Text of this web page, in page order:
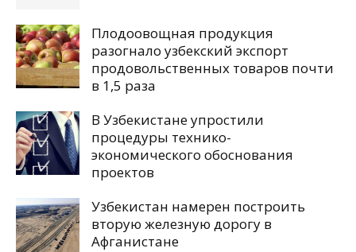
Плодоовощная продукция
разогнало узбекский экспорт
продовольственных товаров почти
в 1,5 раза
В Узбекистане упростили
процедуры технико-
экономического обоснования
проектов
Узбекистан намерен построить
вторую железную дорогу в
Афганистане